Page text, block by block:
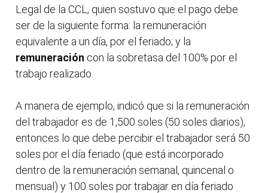
Legal de la CCL, quien sostuvo que el pago debe
ser de la siguiente forma: la remuneración
equivalente a un día, por el feriado; y la
remuneración con la sobretasa del 100% por el
trabajo realizado.
A manera de ejemplo, indicó que si la remuneración
del trabajador es de 1,500 soles (50 soles diarios),
entonces lo que debe percibir el trabajador será 50
soles por el día feriado (que está incorporado
dentro de la remuneración semanal, quincenal o
mensual) y 100 soles por trabajar en día feriado